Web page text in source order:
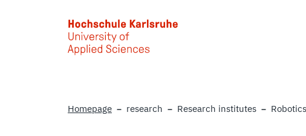
Homepage research Research institutes